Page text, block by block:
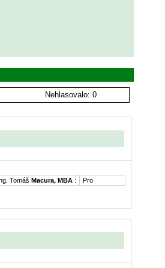
Nehlasovalo: 0
Tomáš Macura, MBA :
Pro